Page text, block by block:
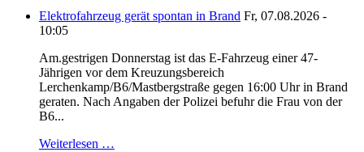
Elektrofahrzeug gerät spontan in Brand Fr, 07.08.2026 -
10:05
Am.gestrigen Donnerstag ist das E-Fahrzeug einer 47-
Jährigen vor dem Kreuzungsbereich
Lerchenkamp/B6/Mastbergstraße gegen 16:00 Uhr in Brand
geraten. Nach Angaben der Polizei befuhr die Frau von der
B6...
Weiterlesen …